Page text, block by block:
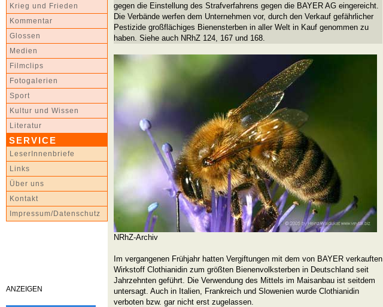
Krieg und Frieden
Kommentar
Glossen
Medien
Filmclips
Fotogalerien
Sport
Kultur und Wissen
Literatur
SERVICE
LeserInnenbriefe
Links
Über uns
Kontakt
Impressum/Datenschutz
ANZEIGEN
gegen die Einstellung des Strafverfahrens gegen die BAYER AG eingereicht.
Die Verbände werfen dem Unternehmen vor, durch den Verkauf gefährlicher
Pestizide großflächiges Bienensterben in aller Welt in Kauf genommen zu
haben. Siehe auch NRhZ 124, 167 und 168.
NRhZ-Archiv
Im vergangenen Frühjahr hatten Vergiftungen mit dem von BAYER verkauften
Wirkstoff Clothianidin zum größten Bienenvolksterben in Deutschland seit
Jahrzehnten geführt. Die Verwendung des Mittels im Maisanbau ist seitdem
untersagt. Auch in Italien, Frankreich und Slowenien wurde Clothianidin
verboten bzw. gar nicht erst zugelassen.